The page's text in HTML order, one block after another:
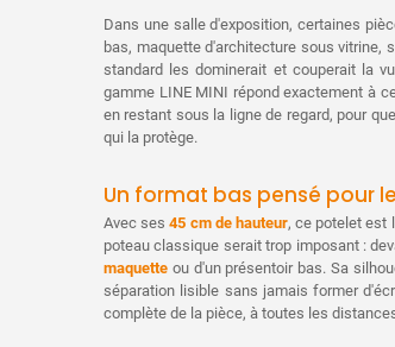
Dans une salle d'exposition, certaines
bas, maquette d'architecture sous vitrine,
standard les dominerait et couperait la
gamme LINE MINI répond exactement à
en restant sous la ligne de regard, pour
qui la protège.
Un format bas pensé pour
Avec ses45 cm de hauteur, ce potelet est
poteau classique serait trop imposant :
maquette ou d'un présentoir bas. Sa
séparation lisible sans jamais former
complète de la pièce, à toutes les